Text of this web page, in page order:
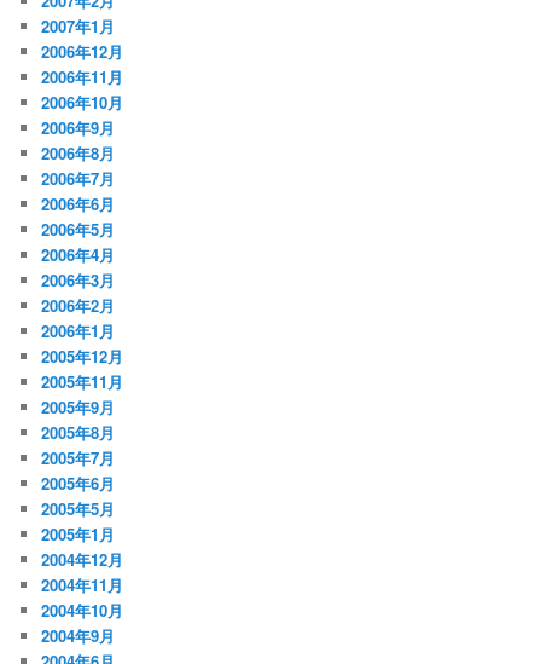
2007年1月
2006年12月
2006年11月
2006年10月
2006年9月
2006年8月
2006年7月
2006年6月
2006年5月
2006年4月
2006年3月
2006年2月
2006年1月
2005年12月
2005年11月
2005年9月
2005年8月
2005年7月
2005年6月
2005年5月
2005年1月
2004年12月
2004年11月
2004年10月
2004年9月